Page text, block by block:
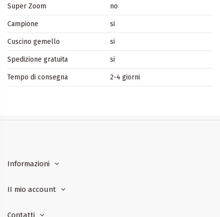
Super Zoom no
Campione si
Cuscino gemello si
Spedizione gratuita si
Tempo di consegna 2-4 giorni
Informazioni
II mio account
Contatti